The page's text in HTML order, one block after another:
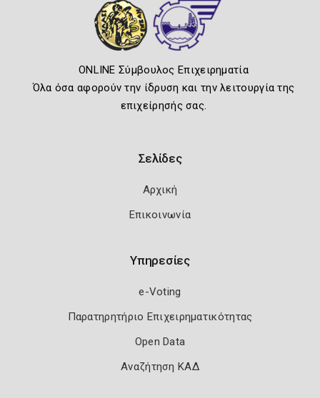
ONLINE Σύμβουλος Επιχειρηματία
Όλα όσα αφορούν την ίδρυση και την λειτουργία της
επιχείρησής σας.
Σελίδες
Αρχική
Επικοινωνία
Υπηρεσίες
e-Voting
Παρατηρητήριο Επιχειρηματικότητας
Open Data
Αναζήτηση ΚΑΔ